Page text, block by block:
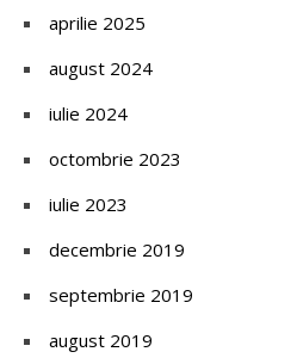
aprilie 2025
august 2024
iulie 2024
octombrie 2023
iulie 2023
decembrie 2019
septembrie 2019
august 2019